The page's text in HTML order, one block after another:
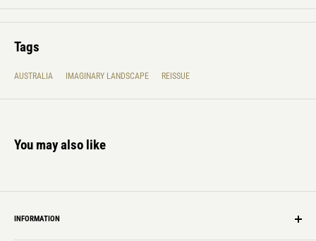
Tags
AUSTRALIA IMAGINARY LANDSCAPE REISSUE
You may also like
INFORMATION